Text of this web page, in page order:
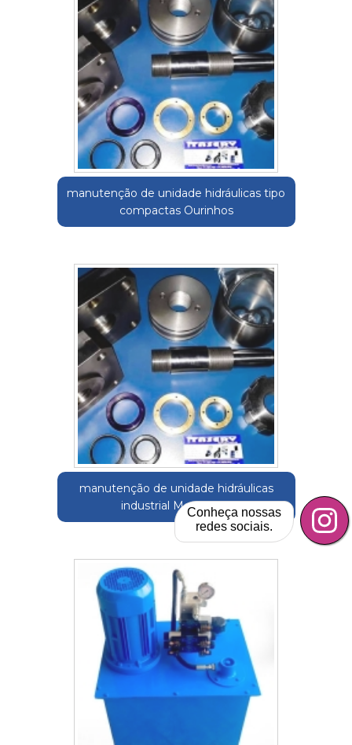
manutenção de unidade hidráulicas tipo
compactas Ourinhos
manutenção de unidade hidráulicas
industrial MendonçaConheça nossas
redes sociais.